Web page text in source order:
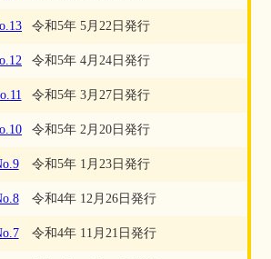
令和5年 5月22日発行
令和5年 4月24日発行
令和5年 3月27日発行
令和5年 2月20日発行
令和5年 1月23日発行
令和4年 12月26日発行
令和4年 11月21日発行